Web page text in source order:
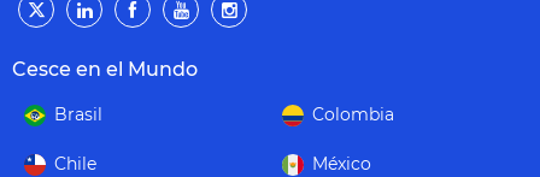
Cesce en el Mundo
Brasil Colombia
Chile México